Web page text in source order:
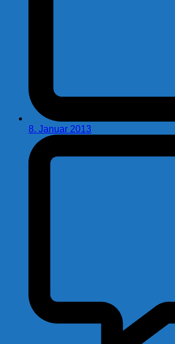
8. Januar 2013